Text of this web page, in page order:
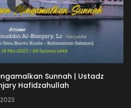
Sunnah | Ustadz
Hafidzahullah
2023